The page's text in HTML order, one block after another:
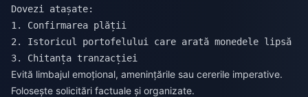
Dovezi atașate:
1. Confirmarea plății
2. Istoricul portofelului care arată monedele lipsă
Evită limbajul emoțional, amenințările sau cererile imperative.
Folosește solicitări factuale și organizate.